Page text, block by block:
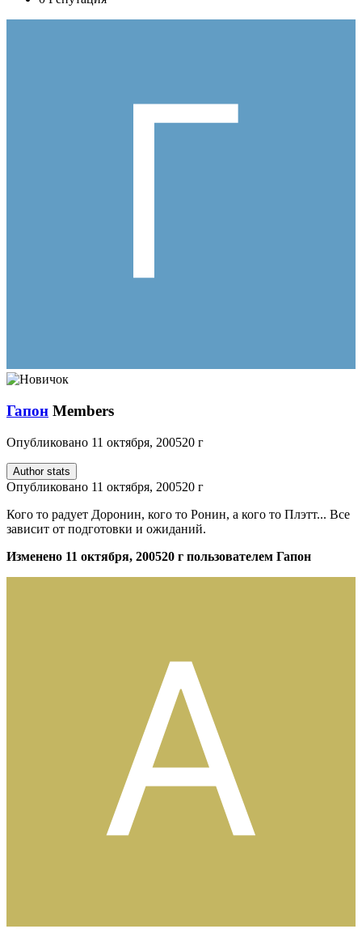
Гапон Members
Опубликовано 11 октября, 200520 г
Author stats
Опубликовано 11 октября, 200520 г
Кого то радует Доронин, кого то Ронин, а кого то Плэтт... Все
зависит от подготовки и ожиданий.
Изменено 11 октября, 200520 г пользователем Гапон